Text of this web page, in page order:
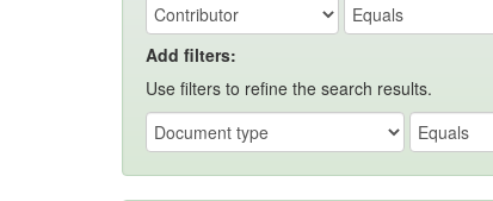
Add filters:
Use filters to refine the search results.